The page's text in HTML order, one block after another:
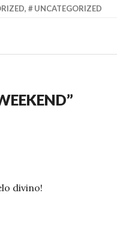
, UNCATEGORIZED
”
divino!